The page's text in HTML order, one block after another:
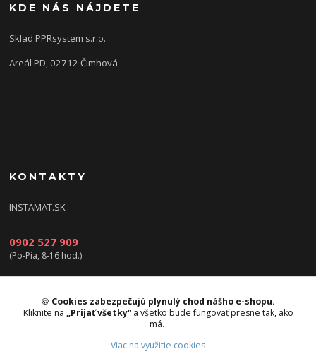
KDE NÁS NÁJDETE
Sklad PPRsystem s.r.o.
Areál PD, 02712 Čimhová
KONTAKTY
INSTAMAT.SK
0902 527 909
(Po-Pia, 8-16 hod.)
info@instamat.sk
🍪 Cookies zabezpečujú plynulý chod nášho e-shopu.
Kliknite na „Prijať všetky“a všetko bude fungovať presne tak, ako
má.
Viac na využitie cookies